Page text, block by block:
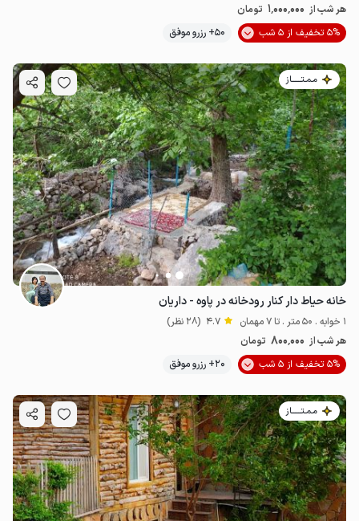
هر شب از 1٬000٬000 تومان
5% تخفیف از 5 شب
50+ رزرو موفق
مـمـتــــــاز
خانه حیاط دار کنار رودخانه در پاوه - داریان
1 خوابه . 50 متر . تا 7 مهمان 4.7 (28 نظر)
هر شب از 800٬000 تومان
5% تخفیف از 5 شب
20+ رزرو موفق
مـمـتــــــاز